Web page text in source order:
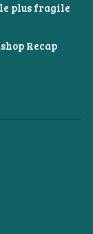
le plus fragile
Recap